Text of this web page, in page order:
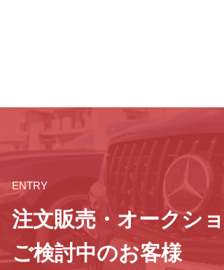
ENTRY
注文販売・オークシ
ご検討中のお客様